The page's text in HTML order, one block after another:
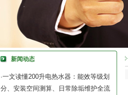
新闻动态
·一文读懂200升电热水器：能效等级划
分、安装空间测算、日常除垢维护全流